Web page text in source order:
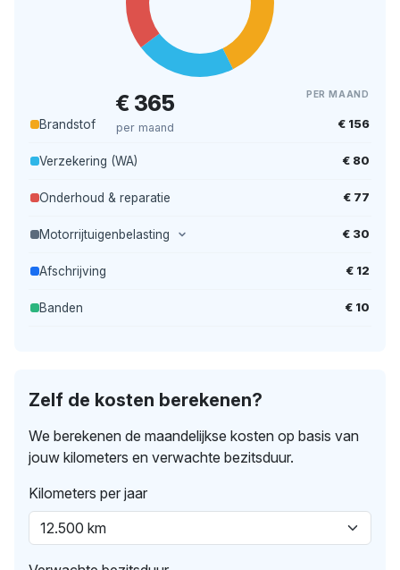
€ 365
per maand
PER MAAND
Brandstof € 156
Verzekering (WA) € 80
Onderhoud & reparatie € 77
Motorrijtuigenbelasting € 30
Afschrijving € 12
Banden € 10
Zelf de kosten berekenen?
We berekenen de maandelijkse kosten op basis van
jouw kilometers en verwachte bezitsduur.
Kilometers per jaar